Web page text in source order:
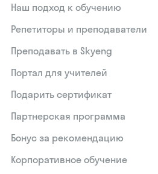
Наш подход к обучению
Репетиторы и преподаватели
Преподавать в Skyeng
Портал для учителей
Подарить сертификат
Партнерская программа
Бонус за рекомендацию
Корпоративное обучение